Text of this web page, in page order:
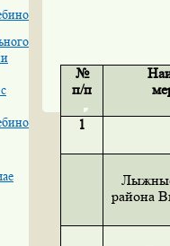
№
п/п
1
района